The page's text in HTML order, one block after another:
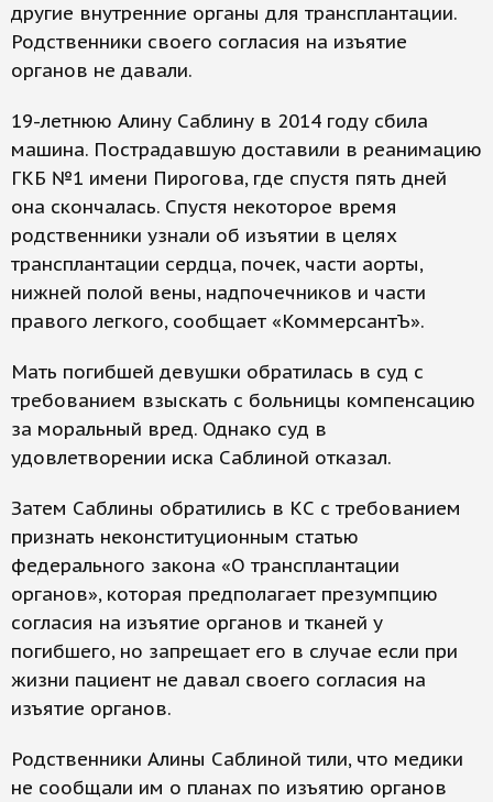
другие внутренние органы для трансплантации.
Родственники своего согласия на изъятие
органов не давали.
19-летнюю Алину Саблину в 2014 году сбила
машина. Пострадавшую доставили в реанимацию
ГКБ №1 имени Пирогова, где спустя пять дней
она скончалась. Спустя некоторое время
родственники узнали об изъятии в целях
трансплантации сердца, почек, части аорты,
нижней полой вены, надпочечников и части
правого легкого, сообщает «КоммерсантЪ».
Мать погибшей девушки обратилась в суд с
требованием взыскать с больницы компенсацию
за моральный вред. Однако суд в
удовлетворении иска Саблиной отказал.
Затем Саблины обратились в КС с требованием
признать неконституционным статью
федерального закона «О трансплантации
органов», которая предполагает презумпцию
согласия на изъятие органов и тканей у
погибшего, но запрещает его в случае если при
жизни пациент не давал своего согласия на
изъятие органов.
Родственники Алины Саблиной тили, что медики
не сообщали им о планах по изъятию органов